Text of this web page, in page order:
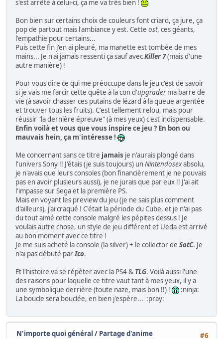
s'est arrêté à celui-ci, ça me va très bien !
Bon bien sur certains choix de couleurs font criard, ça jure, ça
pop de partout mais l'ambiance y est. Cette ost, ces géants,
l'empathie pour certains...
Puis cette fin j'en ai pleuré, ma manette est tombée de mes
mains... Je n'ai jamais ressenti ça sauf avecKiller 7(mais d'une
autre manière) !
Pour vous dire ce qui me préoccupe dans le jeu c'est de savoir
si je vais me farcir cette quête à la con d'upgraderma barre de
vie (à savoir chasser ces putains de lézard à la queue argentée
et trouver tous les fruits). C'est tellement relou, mais pour
réussir "la dernière épreuve" (à mes yeux) c'est indispensable.
Enfin voilà et vous que vous inspire ce jeu ? En bon ou
mauvais hein, ça m'intéresse !
Me concernant sans ce titre jamais je n'aurais plongé dans
l'univers Sony !! J'étais (je suis toujours) unNintendosexabsolu,
je n'avais que leurs consoles (bon financièrement je ne pouvais
pas en avoir plusieurs aussi), je ne jurais que par eux !! J'ai ait
l'impasse sur Sega et la première PS.
Mais en voyant les preview du jeu (je ne sais plus comment
d'ailleurs), j'ai craqué ! C'était la période du Cube, et je n'ai pas
du tout aimé cette console malgré les pépites dessus ! Je
voulais autre chose, un style de jeu différent et Ueda est arrivé
au bon moment avec ce titre !
Je me suis acheté la console (la silver) + le collector de SotC. Je
n'ai pas débuté parIco.
Et l'histoire va se répèter avec la PS4 & TLG. Voilà aussi l'une
des raisons pour laquelle ce titre vaut tant à mes yeux, il y a
une symbolique derrière (toute naze, mais bon !!) !
:ninja:
La boucle sera bouclée, en bien j'espère... :pray:
#6
N'importe quoi général / Partage d'anime